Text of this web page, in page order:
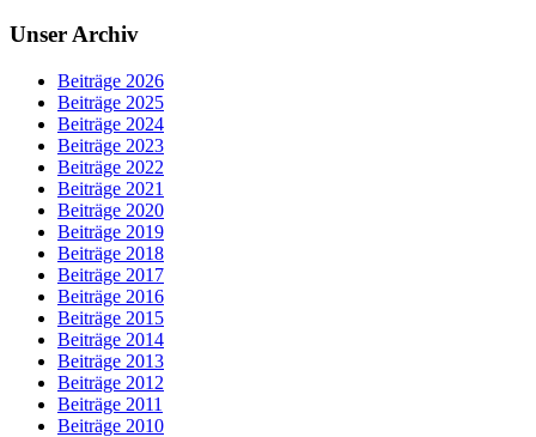
Unser Archiv
Beiträge 2026
Beiträge 2025
Beiträge 2024
Beiträge 2023
Beiträge 2022
Beiträge 2021
Beiträge 2020
Beiträge 2019
Beiträge 2018
Beiträge 2017
Beiträge 2016
Beiträge 2015
Beiträge 2014
Beiträge 2013
Beiträge 2012
Beiträge 2011
Beiträge 2010